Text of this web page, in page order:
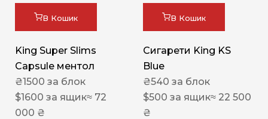
В Кошик
King Super Slims
Capsule ментол
₴1500 за блок
$1600 за ящик≈ 72
000 ₴
В Кошик
Сигарети King KS
Blue
₴540 за блок
$500 за ящик≈ 22 500
₴